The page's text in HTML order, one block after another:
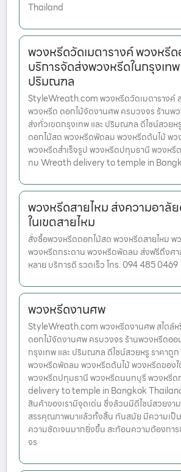
Thailand
พวงหรีดวัดเมตารางค์ พวงหรี
บริการจัดส่งพวงหรีดในกรุงเทพ
ปริมณฑล
StyleWreath.com พวงหรีดวัดเมตารางค์
พวงหรีด ดอกไม้จัดงานศพ ครบวงจร ร้านพ
ส่งทั่วเขตกรุงเทพ และ ปริมณฑล ดีไซน์สวยห
ดอกไม้สด พวงหรีดพัดลม พวงหรีดต้นไม้ พว
พวงหรีดสำเร็จรูป พวงหรีดปทุมธานี พวงห
ทม Wreath delivery to temple in
พวงหรีดสายไหม ส่งความอาลั
ในเขตสายไหม
สั่งซื้อพวงหรีดดอกไม้สด พวงหรีดสายไหม พ
พวงหรีดกระดาน พวงหรีดพัดลม ส่งฟรีถึงศา
หลาย บริการดี รวดเร็ว โทร. 094 485 0469
พวงหรีดงานศพ
StyleWreath.com พวงหรีดงานศพ สไตล์
ดอกไม้จัดงานศพ ครบวงจร ร้านพวงหรีดออ
กรุงเทพ และ ปริมณฑล ดีไซน์สวยหรู ราคาถู
พวงหรีดพัดลม พวงหรีดต้นไม้ พวงหรีดของใ
พวงหรีดปทุมธานี พวงหรีดนนทบุรี พวงหรี
delivery to temple in Bangkok Thailand
สินค้าของเรามีจุดเด่น ซึ่งล้วนมีดีไซน์สวยงา
สรรคุณภาพมาแล้วทั้งสิ้น ทันสมัย มีความเป็
ความชัดเจนมากยิ่งขึ้น สะท้อนความต้องกา
จร